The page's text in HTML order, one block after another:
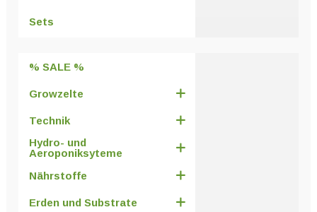
Sets
% SALE %
Growzelte
Technik
Hydro- und
Aeroponiksyteme
Nährstoffe
Erden und Substrate